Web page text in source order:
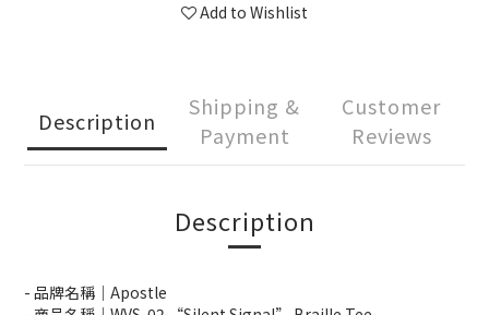
Add to Wishlist
Description
Shipping &
Payment
Customer
Reviews
Description
- 品牌名稱｜Apostle